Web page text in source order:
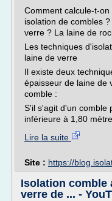
Comment calcule-t-
isolation de combles
verre ? La laine de
Les techniques
laine de verre
Il existe deux
épaisseur de laine de
comble :
S'il s'agit d'un comble
inférieure à 1,80
Lire la suite
Site : https://
Isolation comble
verre de ... -